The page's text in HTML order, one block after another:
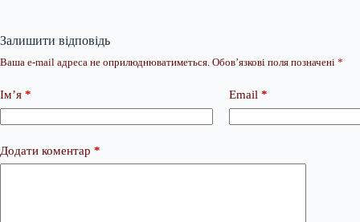
Залишити відповідь
Ваша e-mail адреса не оприлюднюватиметься. Обов’язкові поля позначені *
Ім’я * Email *
Додати коментар *